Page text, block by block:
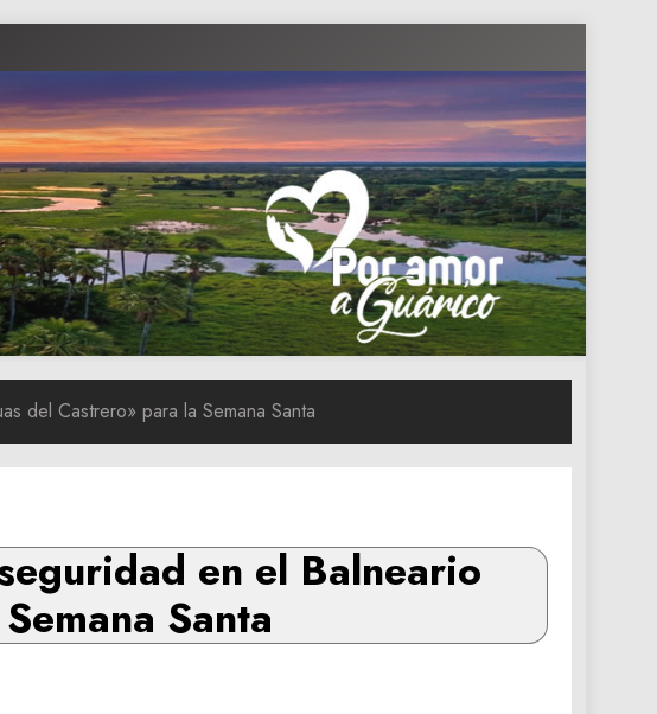
del Castrero» para la Semana Santa
en el Balneario
Santa